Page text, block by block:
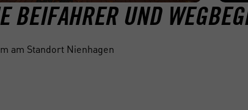
BEIFAHRER UND
am Standort Nienhagen